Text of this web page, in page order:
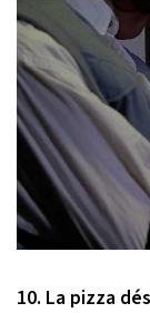
10. La pizza